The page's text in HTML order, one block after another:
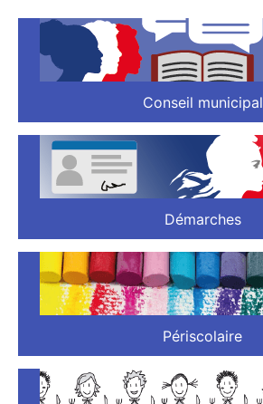
Conseil municipal
Démarches
Périscolaire